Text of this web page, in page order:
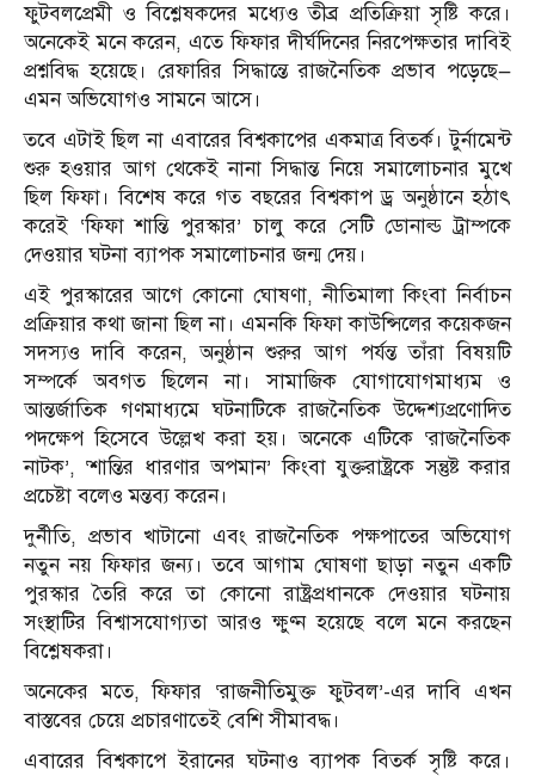
ফুটবলপ্রেমী ও বিশ্লেষকদের মধ্যেও তীব্র প্রতিক্রিয়া সৃষ্টি করে।
অনেকেই মনে করেন, এতে ফিফার দীর্ঘদিনের নিরপেক্ষতার দাবিই
প্রশ্নবিদ্ধ হয়েছে। রেফারির সিদ্ধান্তে রাজনৈতিক প্রভাব পড়েছে—
এমন অভিযোগও সামনে আসে।
তবে এটাই ছিল না এবারের বিশ্বকাপের একমাত্র বিতর্ক। টুর্নামেন্ট
শুরু হওয়ার আগ থেকেই নানা সিদ্ধান্ত নিয়ে সমালোচনার মুখে
ছিল ফিফা। বিশেষ করে গত বছরের বিশ্বকাপ ড্র অনুষ্ঠানে হঠাৎ
করেই ‘ফিফা শান্তি পুরস্কার’ চালু করে সেটি ডোনাল্ড ট্রাম্পকে
দেওয়ার ঘটনা ব্যাপক সমালোচনার জন্ম দেয়।
এই পুরস্কারের আগে কোনো ঘোষণা, নীতিমালা কিংবা নির্বাচন
প্রক্রিয়ার কথা জানা ছিল না। এমনকি ফিফা কাউন্সিলের কয়েকজন
সদস্যও দাবি করেন, অনুষ্ঠান শুরুর আগ পর্যন্ত তাঁরা বিষয়টি
সম্পর্কে অবগত ছিলেন না। সামাজিক যোগাযোগমাধ্যম ও
আন্তর্জাতিক গণমাধ্যমে ঘটনাটিকে রাজনৈতিক উদ্দেশ্যপ্রণোদিত
পদক্ষেপ হিসেবে উল্লেখ করা হয়। অনেকে এটিকে ‘রাজনৈতিক
নাটক’, ‘শান্তির ধারণার অপমান’ কিংবা যুক্তরাষ্ট্রকে সন্তুষ্ট করার
প্রচেষ্টা বলেও মন্তব্য করেন।
দুর্নীতি, প্রভাব খাটানো এবং রাজনৈতিক পক্ষপাতের অভিযোগ
নতুন নয় ফিফার জন্য। তবে আগাম ঘোষণা ছাড়া নতুন একটি
পুরস্কার তৈরি করে তা কোনো রাষ্ট্রপ্রধানকে দেওয়ার ঘটনায়
সংস্থাটির বিশ্বাসযোগ্যতা আরও ক্ষুণ্ন হয়েছে বলে মনে করছেন
বিশ্লেষকরা।
অনেকের মতে, ফিফার ‘রাজনীতিমুক্ত ফুটবল’-এর দাবি এখন
বাস্তবের চেয়ে প্রচারণাতেই বেশি সীমাবদ্ধ।
এবারের বিশ্বকাপে ইরানের ঘটনাও ব্যাপক বিতর্ক সৃষ্টি করে।